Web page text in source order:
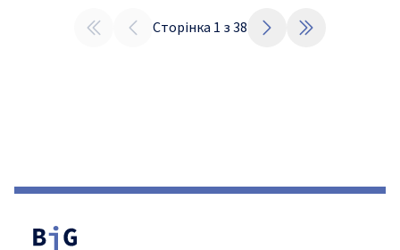
Сторінка 1 з38